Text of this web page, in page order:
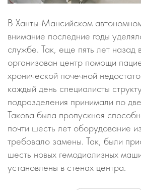
В Ханты-Мансийском
внимание последние годы
службе. Так, еще пять лет назад
организован центр помощи
хронической почечной
каждый день специалисты
подразделения принимали по
Такова была пропускная
почти шесть лет оборудование
требовало замены. Так, были
шесть новых гемодиализных
установлены в стенах центра.